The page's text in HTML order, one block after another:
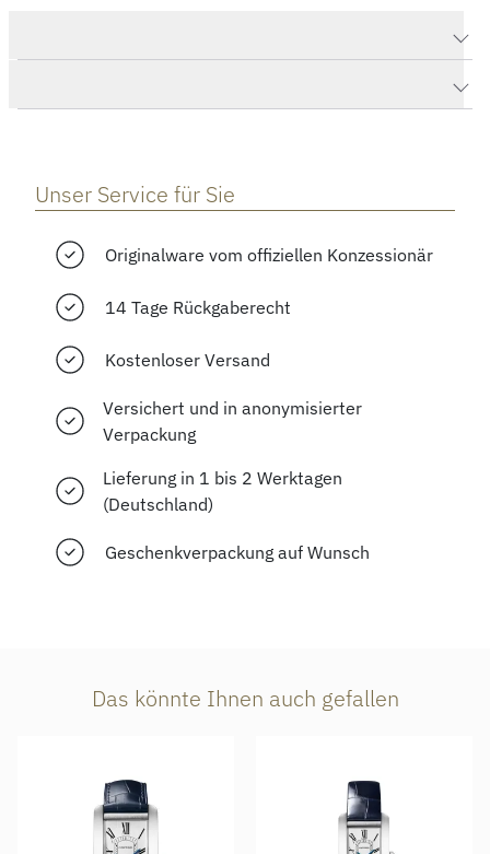
Unser Service für Sie
Originalware vom offiziellen Konzessionär
14 Tage Rückgaberecht
Kostenloser Versand
Versichert und in anonymisierter
Verpackung
Lieferung in 1 bis 2 Werktagen
(Deutschland)
Geschenkverpackung auf Wunsch
Das könnte Ihnen auch gefallen